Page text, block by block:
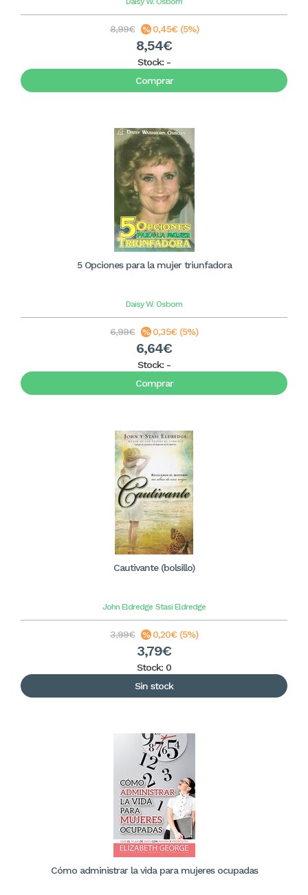
8,99€ 0,45€ (5%)
8,54€
Stock: -
Comprar
5 Opciones para la mujer triunfadora
Daisy W. Osborn
6,99€ 0,35€ (5%)
6,64€
Stock: -
Comprar
Cautivante (bolsillo)
John Eldredge Stasi Eldredge
3,99€ 0,20€ (5%)
3,79€
Stock: 0
Sin stock
Cómo administrar la vida para mujeres ocupadas